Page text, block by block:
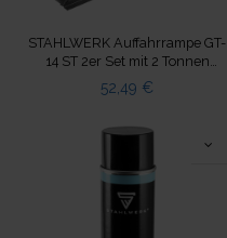
STAHLWERK Auffahrrampe GT-
14 ST 2er Set mit 2 Tonnen
Tragkraft Auffahrbock
52,49 €